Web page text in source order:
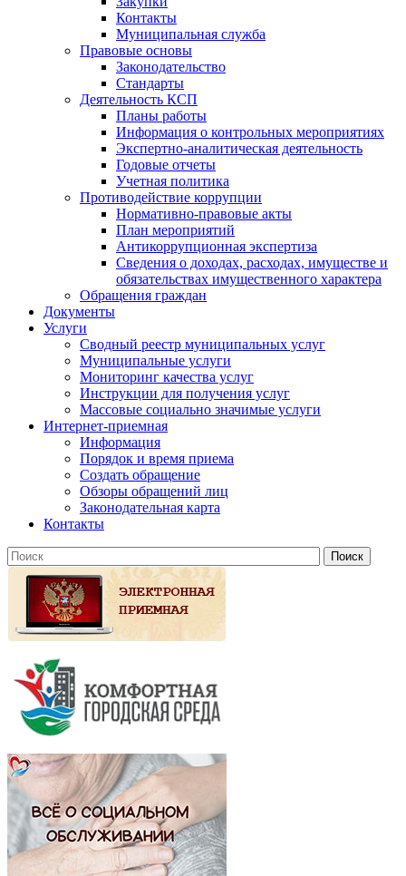
Контакты
Муниципальная служба
Правовые основы
Законодательство
Стандарты
Деятельность КСП
Планы работы
Информация о контрольных мероприятиях
Экспертно-аналитическая деятельность
Годовые отчеты
Учетная политика
Противодействие коррупции
Нормативно-правовые акты
План мероприятий
Антикоррупционная экспертиза
Сведения о доходах, расходах, имуществе и
обязательствах имущественного характера
Обращения граждан
Документы
Услуги
Сводный реестр муниципальных услуг
Муниципальные услуги
Мониторинг качества услуг
Инструкции для получения услуг
Массовые социально значимые услуги
Интернет-приемная
Информация
Порядок и время приема
Создать обращение
Обзоры обращений лиц
Законодательная карта
Контакты